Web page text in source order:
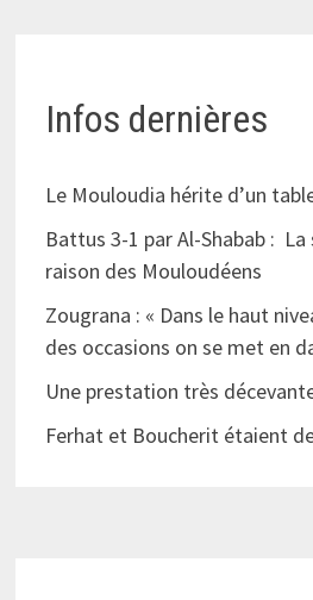
Infos dernières
Le Mouloudia hérite d’un
Battus 3-1 par Al-Shabab :
raison des Mouloudéens
Zougrana : « Dans le haut
des occasions on se met en
Une prestation très
Ferhat et Boucherit étaient